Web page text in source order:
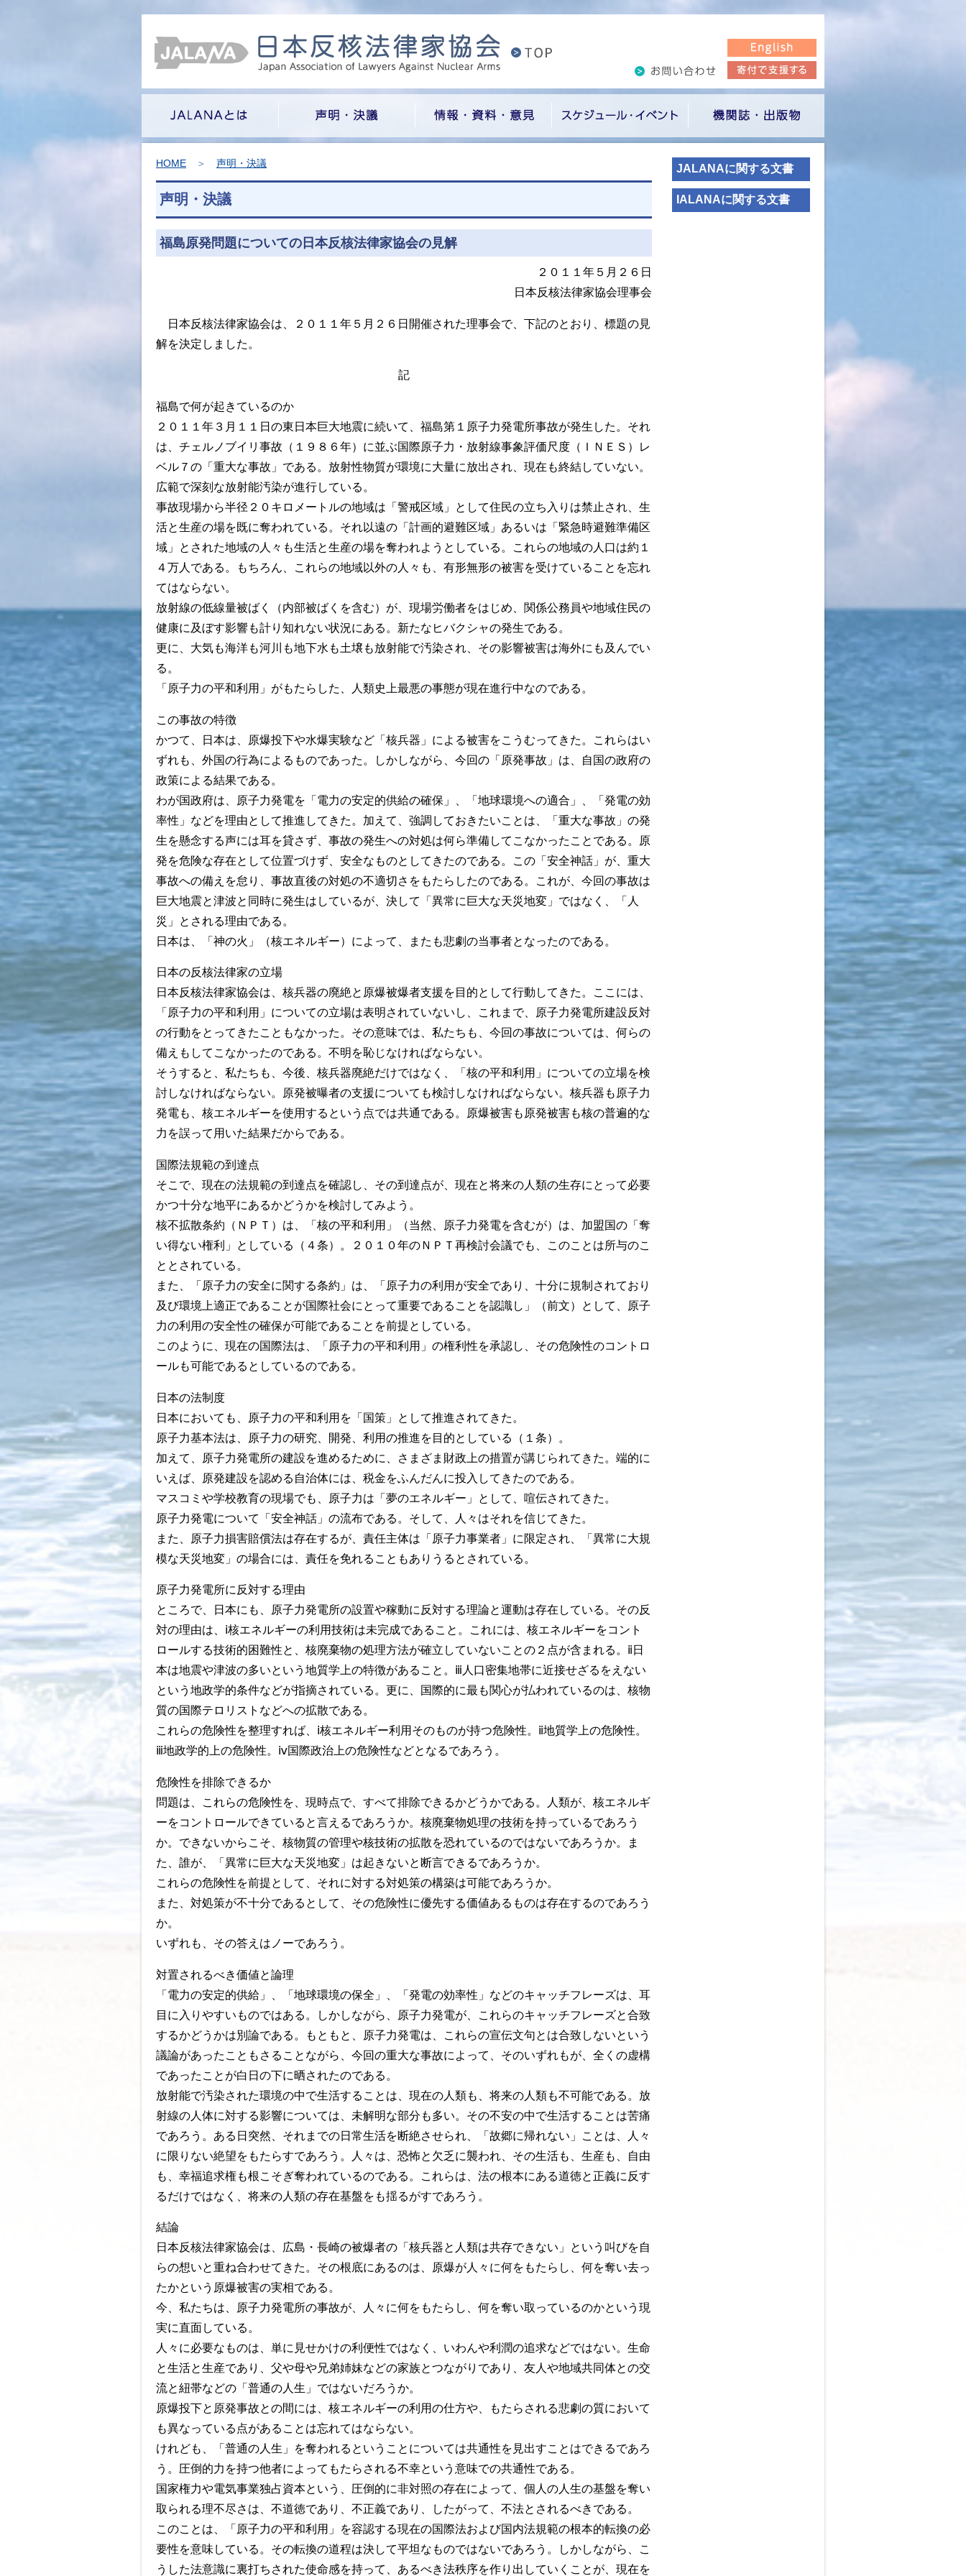
HOME ＞ 声明・決議
声明・決議
福島原発問題についての日本反核法律家協会の見解
２０１１年５月２６日
日本反核法律家協会理事会
日本反核法律家協会は、２０１１年５月２６日開催された理事会で、下記のとおり、標題の見
解を決定しました。
記
福島で何が起きているのか
２０１１年３月１１日の東日本巨大地震に続いて、福島第１原子力発電所事故が発生した。それ
は、チェルノブイリ事故（１９８６年）に並ぶ国際原子力・放射線事象評価尺度（ＩＮＥＳ）レ
ベル７の「重大な事故」である。放射性物質が環境に大量に放出され、現在も終結していない。
広範で深刻な放射能汚染が進行している。
事故現場から半径２０キロメートルの地域は「警戒区域」として住民の立ち入りは禁止され、生
活と生産の場を既に奪われている。それ以遠の「計画的避難区域」あるいは「緊急時避難準備区
域」とされた地域の人々も生活と生産の場を奪われようとしている。これらの地域の人口は約１
４万人である。もちろん、これらの地域以外の人々も、有形無形の被害を受けていることを忘れ
てはならない。
放射線の低線量被ばく（内部被ばくを含む）が、現場労働者をはじめ、関係公務員や地域住民の
健康に及ぼす影響も計り知れない状況にある。新たなヒバクシャの発生である。
更に、大気も海洋も河川も地下水も土壌も放射能で汚染され、その影響被害は海外にも及んでい
る。
「原子力の平和利用」がもたらした、人類史上最悪の事態が現在進行中なのである。
この事故の特徴
かつて、日本は、原爆投下や水爆実験など「核兵器」による被害をこうむってきた。これらはい
ずれも、外国の行為によるものであった。しかしながら、今回の「原発事故」は、自国の政府の
政策による結果である。
わが国政府は、原子力発電を「電力の安定的供給の確保」、「地球環境への適合」、「発電の効
率性」などを理由として推進してきた。加えて、強調しておきたいことは、「重大な事故」の発
生を懸念する声には耳を貸さず、事故の発生への対処は何ら準備してこなかったことである。原
発を危険な存在として位置づけず、安全なものとしてきたのである。この「安全神話」が、重大
事故への備えを怠り、事故直後の対処の不適切さをもたらしたのである。これが、今回の事故は
巨大地震と津波と同時に発生はしているが、決して「異常に巨大な天災地変」ではなく、「人
災」とされる理由である。
日本は、「神の火」（核エネルギー）によって、またも悲劇の当事者となったのである。
日本の反核法律家の立場
日本反核法律家協会は、核兵器の廃絶と原爆被爆者支援を目的として行動してきた。ここには、
「原子力の平和利用」についての立場は表明されていないし、これまで、原子力発電所建設反対
の行動をとってきたこともなかった。その意味では、私たちも、今回の事故については、何らの
備えもしてこなかったのである。不明を恥じなければならない。
そうすると、私たちも、今後、核兵器廃絶だけではなく、「核の平和利用」についての立場を検
討しなければならない。原発被曝者の支援についても検討しなければならない。核兵器も原子力
発電も、核エネルギーを使用するという点では共通である。原爆被害も原発被害も核の普遍的な
力を誤って用いた結果だからである。
国際法規範の到達点
そこで、現在の法規範の到達点を確認し、その到達点が、現在と将来の人類の生存にとって必要
かつ十分な地平にあるかどうかを検討してみよう。
核不拡散条約（ＮＰＴ）は、「核の平和利用」（当然、原子力発電を含むが）は、加盟国の「奪
い得ない権利」としている（４条）。２０１０年のＮＰＴ再検討会議でも、このことは所与のこ
ととされている。
また、「原子力の安全に関する条約」は、「原子力の利用が安全であり、十分に規制されており
及び環境上適正であることが国際社会にとって重要であることを認識し」（前文）として、原子
力の利用の安全性の確保が可能であることを前提としている。
このように、現在の国際法は、「原子力の平和利用」の権利性を承認し、その危険性のコントロ
ールも可能であるとしているのである。
日本の法制度
日本においても、原子力の平和利用を「国策」として推進されてきた。
原子力基本法は、原子力の研究、開発、利用の推進を目的としている（１条）。
加えて、原子力発電所の建設を進めるために、さまざま財政上の措置が講じられてきた。端的に
いえば、原発建設を認める自治体には、税金をふんだんに投入してきたのである。
マスコミや学校教育の現場でも、原子力は「夢のエネルギー」として、喧伝されてきた。
原子力発電について「安全神話」の流布である。そして、人々はそれを信じてきた。
また、原子力損害賠償法は存在するが、責任主体は「原子力事業者」に限定され、「異常に大規
模な天災地変」の場合には、責任を免れることもありうるとされている。
原子力発電所に反対する理由
ところで、日本にも、原子力発電所の設置や稼動に反対する理論と運動は存在している。その反
対の理由は、ⅰ核エネルギーの利用技術は未完成であること。これには、核エネルギーをコント
ロールする技術的困難性と、核廃棄物の処理方法が確立していないことの２点が含まれる。ⅱ日
本は地震や津波の多いという地質学上の特徴があること。ⅲ人口密集地帯に近接せざるをえない
という地政学的条件などが指摘されている。更に、国際的に最も関心が払われているのは、核物
質の国際テロリストなどへの拡散である。
これらの危険性を整理すれば、ⅰ核エネルギー利用そのものが持つ危険性。ⅱ地質学上の危険性。
ⅲ地政学的上の危険性。ⅳ国際政治上の危険性などとなるであろう。
危険性を排除できるか
問題は、これらの危険性を、現時点で、すべて排除できるかどうかである。人類が、核エネルギ
ーをコントロールできていると言えるであろうか。核廃棄物処理の技術を持っているであろう
か。できないからこそ、核物質の管理や核技術の拡散を恐れているのではないであろうか。ま
た、誰が、「異常に巨大な天災地変」は起きないと断言できるであろうか。
これらの危険性を前提として、それに対する対処策の構築は可能であろうか。
また、対処策が不十分であるとして、その危険性に優先する価値あるものは存在するのであろう
か。
いずれも、その答えはノーであろう。
対置されるべき価値と論理
「電力の安定的供給」、「地球環境の保全」、「発電の効率性」などのキャッチフレーズは、耳
目に入りやすいものではある。しかしながら、原子力発電が、これらのキャッチフレーズと合致
するかどうかは別論である。もともと、原子力発電は、これらの宣伝文句とは合致しないという
議論があったこともさることながら、今回の重大な事故によって、そのいずれもが、全くの虚構
であったことが白日の下に晒されたのである。
放射能で汚染された環境の中で生活することは、現在の人類も、将来の人類も不可能である。放
射線の人体に対する影響については、未解明な部分も多い。その不安の中で生活することは苦痛
であろう。ある日突然、それまでの日常生活を断絶させられ、「故郷に帰れない」ことは、人々
に限りない絶望をもたらすであろう。人々は、恐怖と欠乏に襲われ、その生活も、生産も、自由
も、幸福追求権も根こそぎ奪われているのである。これらは、法の根本にある道徳と正義に反す
るだけではなく、将来の人類の存在基盤をも揺るがすであろう。
結論
日本反核法律家協会は、広島・長崎の被爆者の「核兵器と人類は共存できない」という叫びを自
らの想いと重ね合わせてきた。その根底にあるのは、原爆が人々に何をもたらし、何を奪い去っ
たかという原爆被害の実相である。
今、私たちは、原子力発電所の事故が、人々に何をもたらし、何を奪い取っているのかという現
実に直面している。
人々に必要なものは、単に見せかけの利便性ではなく、いわんや利潤の追求などではない。生命
と生活と生産であり、父や母や兄弟姉妹などの家族とつながりであり、友人や地域共同体との交
流と紐帯などの「普通の人生」ではないだろうか。
原爆投下と原発事故との間には、核エネルギーの利用の仕方や、もたらされる悲劇の質において
も異なっている点があることは忘れてはならない。
けれども、「普通の人生」を奪われるということについては共通性を見出すことはできるであろ
う。圧倒的力を持つ他者によってもたらされる不幸という意味での共通性である。
国家権力や電気事業独占資本という、圧倒的に非対照の存在によって、個人の人生の基盤を奪い
取られる理不尽さは、不道徳であり、不正義であり、したがって、不法とされるべきである。
このことは、「原子力の平和利用」を容認する現在の国際法および国内法規範の根本的転換の必
要性を意味している。その転換の道程は決して平坦なものではないであろう。しかしながら、こ
うした法意識に裏打ちされた使命感を持って、あるべき法秩序を作り出していくことが、現在を
JALANAに関する文書
IALANAに関する文書